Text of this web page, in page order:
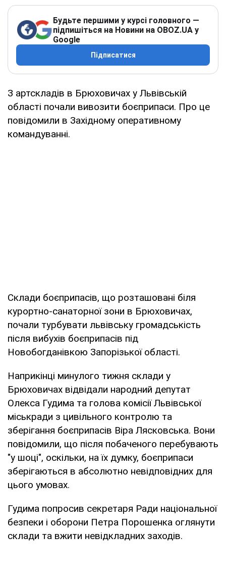
Будьте першими у курсі головного —
підпишіться на Новини на OBOZ.UA у
Google
Підписатися
З артскладів в Брюховичах у Львівській
області почали вивозити боєприпаси. Про це
повідомили в Західному оперативному
командуванні.
Склади боєприпасів, що розташовані біля
курортно-санаторної зони в Брюховичах,
почали турбувати львівську громадськість
після вибухів боєприпасів під
Новобогданівкою Запорізької області.
Наприкінці минулого тижня склади у
Брюховичах відвідали народний депутат
Олекса Гудима та голова комісії Львівської
міськради з цивільного контролю та
зберігання боєприпасів Віра Лясковська. Вони
повідомили, що після побаченого перебувають
"у шоці", оскільки, на їх думку, боєприпаси
зберігаються в абсолютно невідповідних для
цього умовах.
Гудима попросив секретаря Ради національної
безпеки і оборони Петра Порошенка оглянути
склади та вжити невідкладних заходів.